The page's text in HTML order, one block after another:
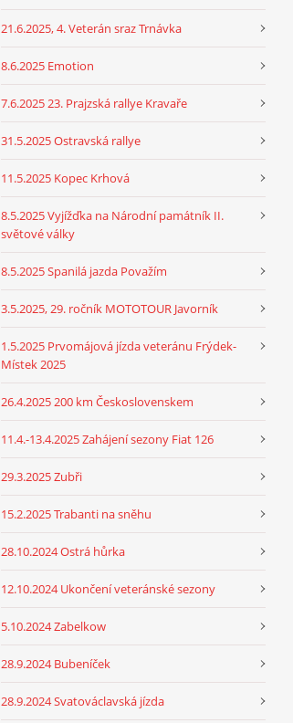
21.6.2025, 4. Veterán sraz Trnávka
8.6.2025 Emotion
7.6.2025 23. Prajzská rallye Kravaře
31.5.2025 Ostravská rallye
11.5.2025 Kopec Krhová
8.5.2025 Vyjížďka na Národní památník II.
světové války
8.5.2025 Spanilá jazda Považím
3.5.2025, 29. ročník MOTOTOUR Javorník
1.5.2025 Prvomájová jízda veteránu Frýdek-
Místek 2025
26.4.2025 200 km Československem
11.4.-13.4.2025 Zahájení sezony Fiat 126
29.3.2025 Zubři
15.2.2025 Trabanti na sněhu
28.10.2024 Ostrá hůrka
12.10.2024 Ukončení veteránské sezony
5.10.2024 Zabelkow
28.9.2024 Bubeníček
28.9.2024 Svatováclavská jízda